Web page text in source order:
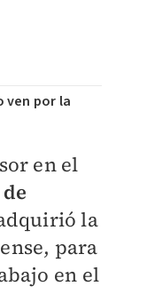
ven por la
en el
la
para
en el